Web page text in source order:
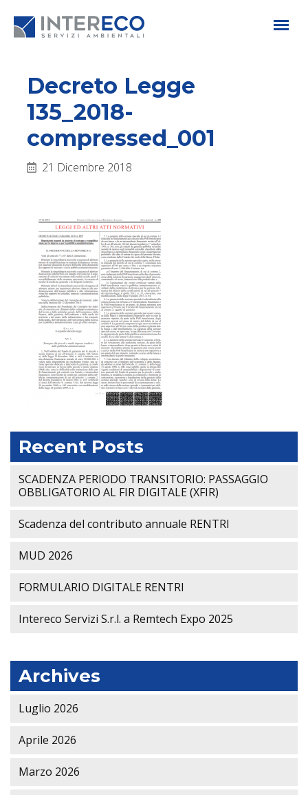
Decreto Legge
135_2018-
compressed_001
21 Dicembre 2018
Recent Posts
SCADENZA PERIODO TRANSITORIO: PASSAGGIO
OBBLIGATORIO AL FIR DIGITALE (XFIR)
Scadenza del contributo annuale RENTRI
MUD 2026
FORMULARIO DIGITALE RENTRI
Intereco Servizi S.r.l. a Remtech Expo 2025
Archives
Luglio 2026
Aprile 2026
Marzo 2026